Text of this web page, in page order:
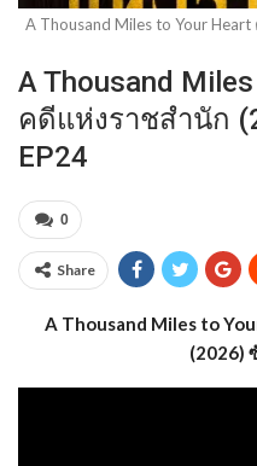
A Thousand Miles to Your
A Thousand
คดีแห่งราชสำนัก
EP24
0
Share
A Thousand Miles to
(2026)